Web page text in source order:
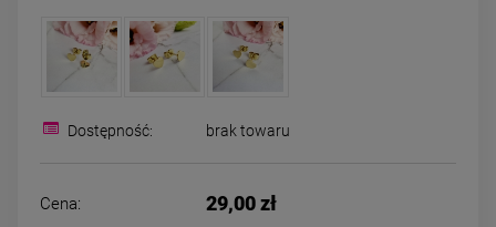
CHIRURGICZNA motylek
Dostępność: brak towaru
Cena: 29,00 zł